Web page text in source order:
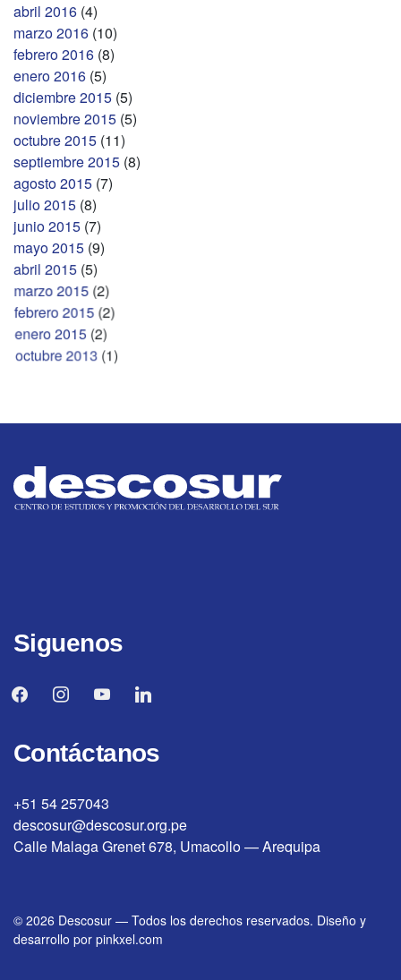
abril 2016 (4)
marzo 2016 (10)
febrero 2016 (8)
enero 2016 (5)
diciembre 2015 (5)
noviembre 2015 (5)
octubre 2015 (11)
septiembre 2015 (8)
agosto 2015 (7)
julio 2015 (8)
junio 2015 (7)
mayo 2015 (9)
abril 2015 (5)
marzo 2015 (2)
febrero 2015 (2)
enero 2015(2)
octubre 2013(1)
Siguenos
facebookinstagramyoutubelinkedin
Contáctanos
+51 54 257043
descosur@descosur.org.pe
Calle Malaga Grenet 678, Umacollo — Arequipa
© 2026 Descosur — Todos los derechos reservados. Diseño y
desarrollo por pinkxel.com